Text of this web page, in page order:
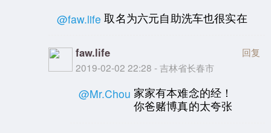
@faw.life 取名为六元自助洗车也很实在
faw.life
2019-02-02 22:28 - 吉林省长春市
回复
@Mr.Chou 家家有本难念的经！
你爸赌博真的太夸张